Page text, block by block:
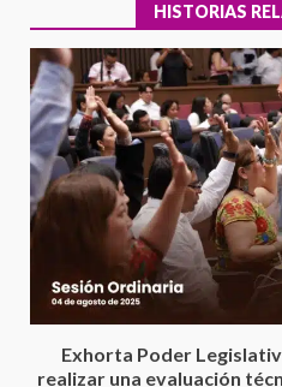
HISTORIAS
Exhorta Poder
realizar una evaluación
3
con el
Cruz
de la